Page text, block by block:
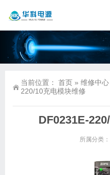
当前位置： 首页 » 维修中心
220/10充电模块维修
DF0231E-
所属分类：